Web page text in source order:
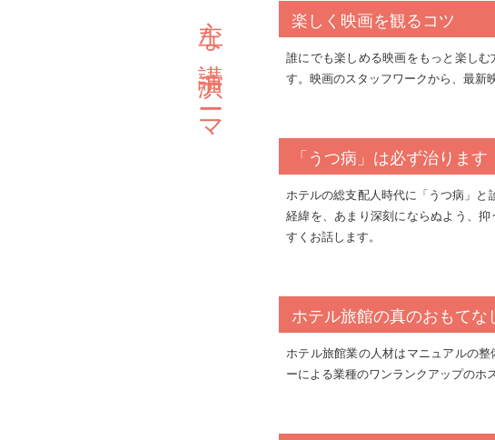
主な講演テーマ 楽しく映画を観るコツ
誰にでも楽しめる映画をもっと楽し
す。映画のスタッフワークから、最新
「うつ病」は必ず治ります
ホテルの総支配人時代に「うつ病」
経緯を、あまり深刻にならぬよう、
すくお話します。
ホテル旅館の真のおもてな
ホテル旅館業の人材はマニュアルの
ーによる業種のワンランクアップのホ